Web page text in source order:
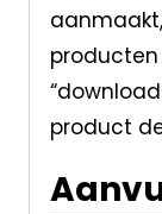
product